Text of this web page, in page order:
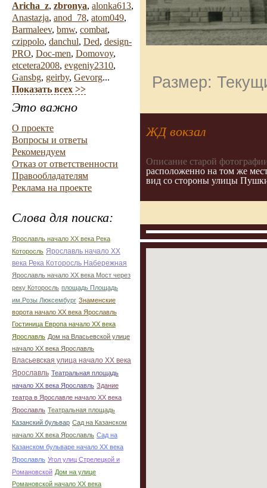
Aricha_z, zbronya, alonka613,
Anastazja, anod_78, atom049,
Barmaleev, bmw, combat,
czippolo, danchul, Ded, design-
PRO, Doc-men, Domovoy,
etcetera2008, evgeniy2310,
Gansbg, geirby, Gevorg...
Показать всех >>
Это важно
О проекте
Вопросы и ответы
Рекомендуем
Отказ от ответственности
Правообладателям
Реклама на проекте
Слова для поиска:
Ярославль начало ХХ века Река
Которосль Ярославль начало ХХ
века Река Которосль Набережная
Ярославль начало ХХ века Мост через
реку Которосль площадь Площадь
им.Розы Люксембург Знаменские
ворота начало ХХ века Ярославль
Гостиница Европа начало ХХ века
Ярославль Дом на Власьевской улице
начало ХХ века Ярославль
Власьевская улица начало ХХ века
Ярославль Театральная площадь
начало ХХ века Ярославль Здание
театра в Ярославле начало ХХ века
Ярославль Театральная площадь
Казанский бульвар Сад на Казанском
начало ХХ века Ярославль Сад на
Казанском бульваре начало ХХ века
Ярославль Угол улиц Стрелецкой и
Романовской Дом на улице
Романовской начало ХХ века
Размер:
ЖД вокзал
Описание старой
расположенно на том же
вид со стороны улицы